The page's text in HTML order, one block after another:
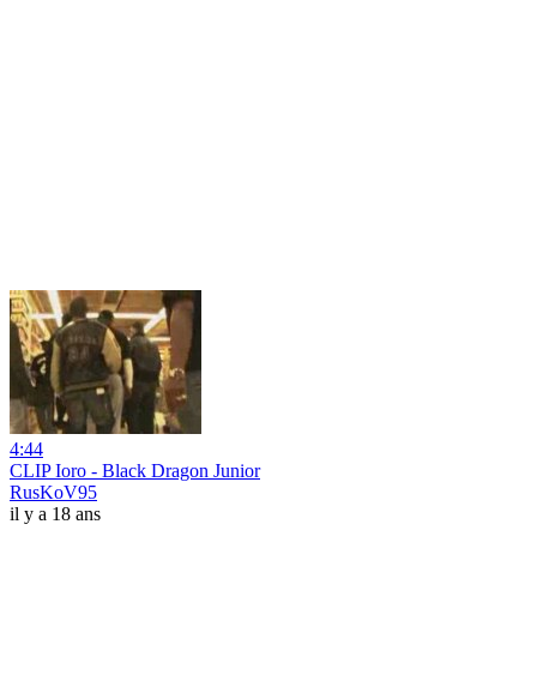
4:44
CLIP Ioro - Black Dragon Junior
RusKoV95
il y a 18 ans